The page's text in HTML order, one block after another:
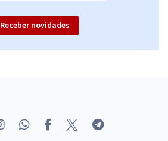
Receber novidades